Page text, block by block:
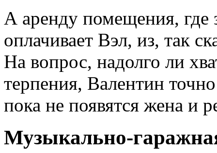
А аренду помещения, где
оплачивает Вэл, из, так
На вопрос, надолго ли
терпения, Валентин
пока не появятся жена и
Музыкально-